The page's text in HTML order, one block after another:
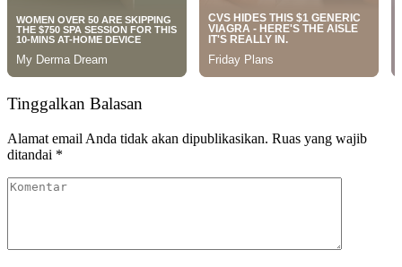
Tinggalkan Balasan
Alamat email Anda tidak akan dipublikasikan. Ruas yang wajib
ditandai *